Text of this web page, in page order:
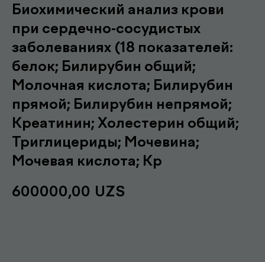
Биохимический анализ крови
при сердечно-сосудистых
заболеваниях (18 показателей:
белок; Билирубин общий;
Молочная кислота; Билирубин
прямой; Билирубин непрямой;
Креатинин; Холестерин общий;
Триглицериды; Мочевина;
Мочевая кислота; Кр
600000,00 UZS